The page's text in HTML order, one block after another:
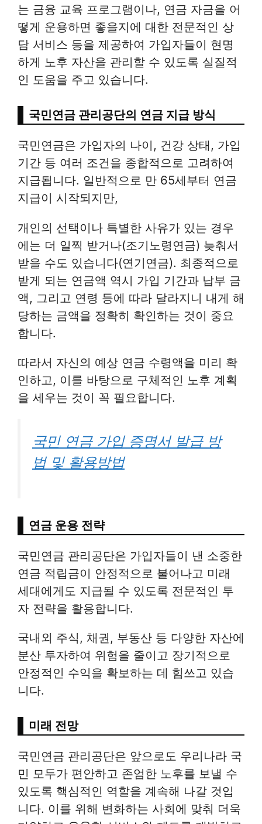
는 금융 교육 프로그램이나, 연금 자금을 어
떻게 운용하면 좋을지에 대한 전문적인 상
담 서비스 등을 제공하여 가입자들이 현명
하게 노후 자산을 관리할 수 있도록 실질적
인 도움을 주고 있습니다.
국민연금 관리공단의 연금 지급 방식
국민연금은 가입자의 나이, 건강 상태, 가입
기간 등 여러 조건을 종합적으로 고려하여
지급됩니다. 일반적으로 만 65세부터 연금
지급이 시작되지만,
개인의 선택이나 특별한 사유가 있는 경우
에는 더 일찍 받거나(조기노령연금) 늦춰서
받을 수도 있습니다(연기연금). 최종적으로
받게 되는 연금액 역시 가입 기간과 납부 금
액, 그리고 연령 등에 따라 달라지니 내게 해
당하는 금액을 정확히 확인하는 것이 중요
합니다.
따라서 자신의 예상 연금 수령액을 미리 확
인하고, 이를 바탕으로 구체적인 노후 계획
을 세우는 것이 꼭 필요합니다.
국민 연금 가입 증명서 발급 방
법 및 활용방법
연금 운용 전략
국민연금 관리공단은 가입자들이 낸 소중한
연금 적립금이 안정적으로 불어나고 미래
세대에게도 지급될 수 있도록 전문적인 투
자 전략을 활용합니다.
국내외 주식, 채권, 부동산 등 다양한 자산에
분산 투자하여 위험을 줄이고 장기적으로
안정적인 수익을 확보하는 데 힘쓰고 있습
니다.
미래 전망
국민연금 관리공단은 앞으로도 우리나라 국
민 모두가 편안하고 존엄한 노후를 보낼 수
있도록 핵심적인 역할을 계속해 나갈 것입
니다. 이를 위해 변화하는 사회에 맞춰 더욱